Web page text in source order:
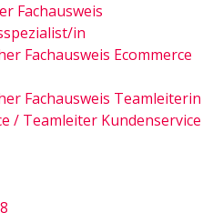
Fachausweis
in
Fachausweis Ecommerce
Fachausweis Teamleiterin
/ Teamleiter Kundenservice